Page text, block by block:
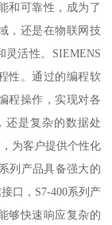
和可靠性，成为了
，还是在物联网技
灵活性。SIEMENS
性。通过的编程软
程操作，实现对各
还是复杂的数据处
为客户提供个性化
列产品具备强大的
口，S7-400系列产
够快速响应复杂的